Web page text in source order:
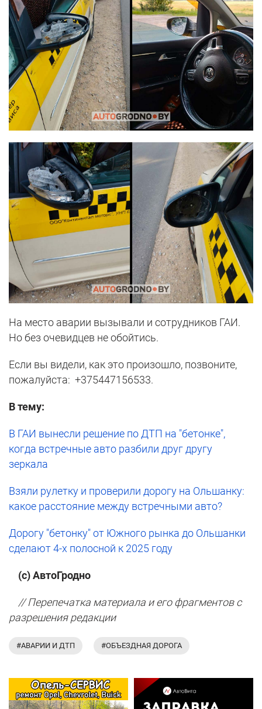
На место аварии вызывали и сотрудников ГАИ.
Но без очевидцев не обойтись.
Если вы видели, как это произошло, позвоните,
пожалуйста: +375447156533.
В тему:
В ГАИ вынесли решение по ДТП на "бетонке",
когда встречные авто разбили друг другу
зеркала
Взяли рулетку и проверили дорогу на Ольшанку:
какое расстояние между встречными авто?
Дорогу "бетонку" от Южного рынка до Ольшанки
сделают 4-х полосной к 2025 году
(с) АвтоГродно
// Перепечатка материала и его фрагментов с
разрешения редакции
#АВАРИИ И ДТП #ОБЪЕЗДНАЯ ДОРОГА